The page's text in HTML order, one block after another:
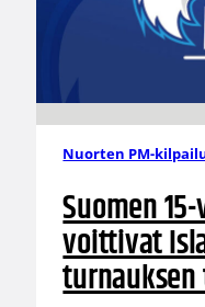
Nuorten PM-
Suomen
voittivat